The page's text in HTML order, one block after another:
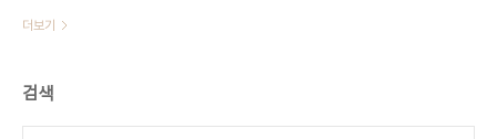
더보기
검색